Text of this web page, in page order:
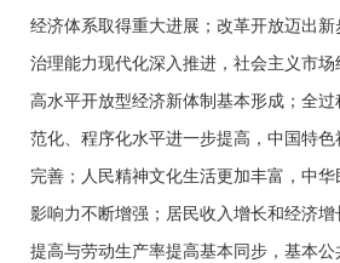
经济体系取得重大进展；改革开放迈出
治理能力现代化深入推进，社会主义市
高水平开放型经济新体制基本形成；全
范化、程序化水平进一步提高，中国特
完善；人民精神文化生活更加丰富，中
影响力不断增强；居民收入增长和经济
提高与劳动生产率提高基本同步，基本